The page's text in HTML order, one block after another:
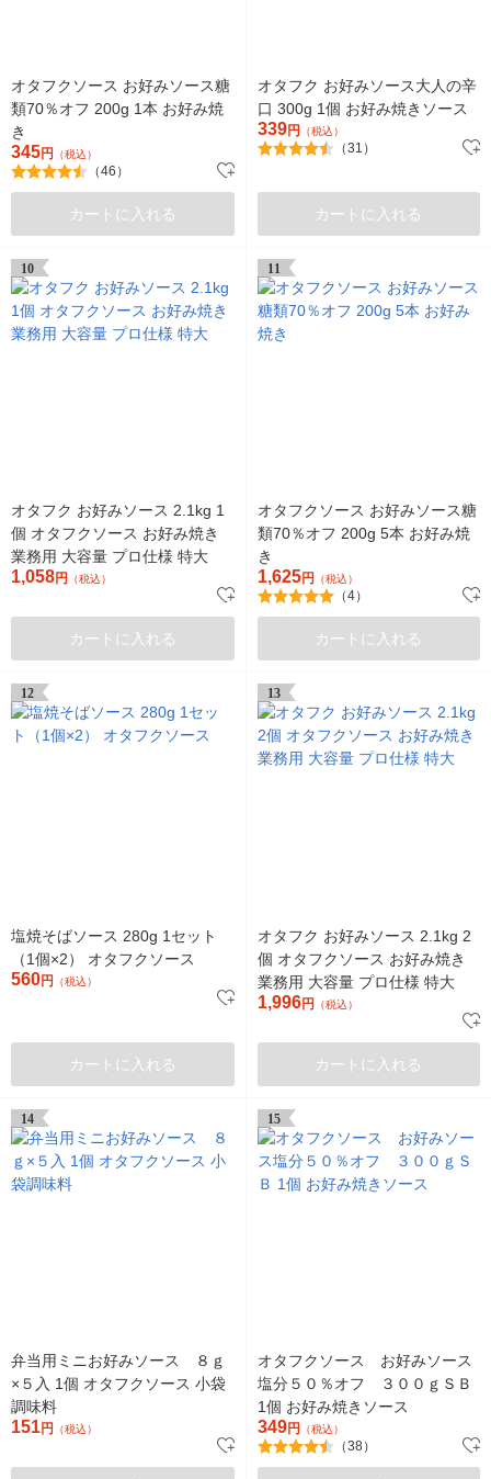
オタフクソース お好みソース糖
類70％オフ 200g 1本 お好み焼
き
345円 （税込）
（46）
カートに入れる
オタフク お好みソース大人の辛
口 300g 1個 お好み焼きソース
339円 （税込）
（31）
カートに入れる
10
オタフク お好みソース 2.1kg 1
個 オタフクソース お好み焼き
業務用 大容量 プロ仕様 特大
1,058円 （税込）
カートに入れる
11
オタフクソース お好みソース糖
類70％オフ 200g 5本 お好み焼
き
1,625円 （税込）
（4）
カートに入れる
12
塩焼そばソース 280g 1セット
（1個×2） オタフクソース
560円 （税込）
カートに入れる
13
オタフク お好みソース 2.1kg 2
個 オタフクソース お好み焼き
業務用 大容量 プロ仕様 特大
1,996円 （税込）
カートに入れる
14
弁当用ミニお好みソース ８ｇ
×５入 1個 オタフクソース 小袋
調味料
151円 （税込）
15
オタフクソース お好みソース
塩分５０％オフ ３００ｇＳＢ
1個 お好み焼きソース
349円 （税込）
（38）